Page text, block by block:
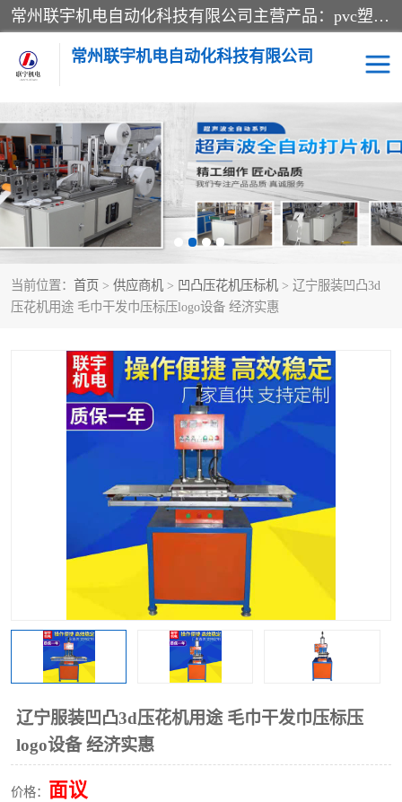
常州联宇机电自动化科技有限公司主营产品：pvc塑料焊机、高频热合机、软膜天花压边机、服装布料凹凸压花机、布料3d压印设备、服装植胶设备、超声波布料花边机、无纺布热合机、全自动压花机。
常州联宇机电自动化科技有限公司
当前位置： 首页 > 供应商机 > 凹凸压花机压标机 > 辽宁服装凹凸3d
压花机用途 毛巾干发巾压标压logo设备 经济实惠
辽宁服装凹凸3d压花机用途 毛巾干发巾压标压
logo设备 经济实惠
价格： 面议
压花定型机以及压花模具 超声波热合机
高频热合机 超声波花边机
超声波复合压花机 凹凸压花机压标机
3040凹凸压花机 双头服装凹凸压花机
高频压花压标机 自动超声波打片成型机
泡壳包装封口机 海绵产品成型机